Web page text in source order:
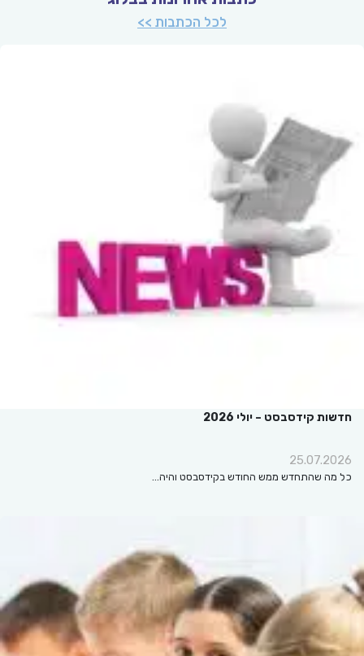
לכל הכתבות >>
חדשות קידסבסט – יולי 2026
25.07.2026
כל מה שהתחדש ממש החודש בקידסבסט והיה…